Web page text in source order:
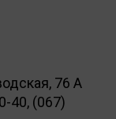
76 А
40, (067)